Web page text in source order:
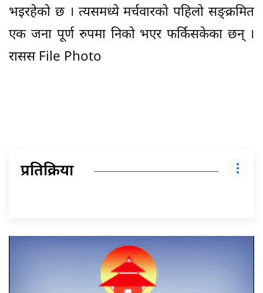
भइरहेको छ । त्यसमध्ये मर्चवारको पहिलो सङ्क्रमित
एक जना पूर्ण रुपमा निको भएर फर्किसकेका छन् ।
रासस File Photo
प्रतिक्रिया